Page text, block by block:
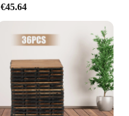
€45.64